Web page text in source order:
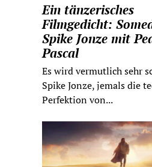
Ein tänzerisches
Filmgedicht:
Spike Jonze mit
Pascal
Es wird vermutlich sehr
Spike Jonze, jemals die
Perfektion von...